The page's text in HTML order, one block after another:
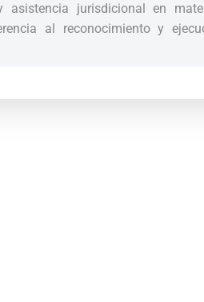
asistencia jurisdicional en
al reconocimiento y